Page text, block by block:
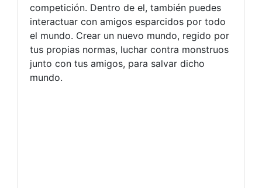
competición. Dentro de el, también puedes
interactuar con amigos esparcidos por todo
el mundo. Crear un nuevo mundo, regido por
tus propias normas, luchar contra monstruos
junto con tus amigos, para salvar dicho
mundo.